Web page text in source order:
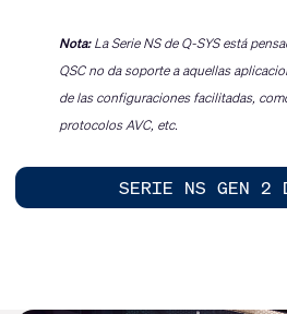
Nota:La Serie NS de Q-SYS está
QSC no da soporte a aquellas
de las configuraciones facilitadas,
protocolos AVC, etc.
SERIE NS GEN 2